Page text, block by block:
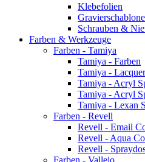
Klebefolien
Schrauben &
Farben & Werkzeuge
Farben - Tamiya
Tamiya - Farben
Tamiya -
Tamiya - Acryl
Tamiya - Acryl
Tamiya - Lexan
Farben - Revell
Revell - Email
Revell - Aqua
Revell -
Farben - Vallejo